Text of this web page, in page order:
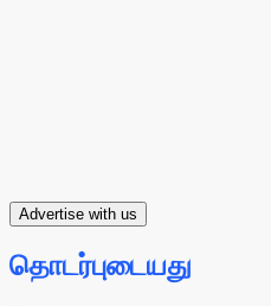
Advertise with us
தொடர்புடையது